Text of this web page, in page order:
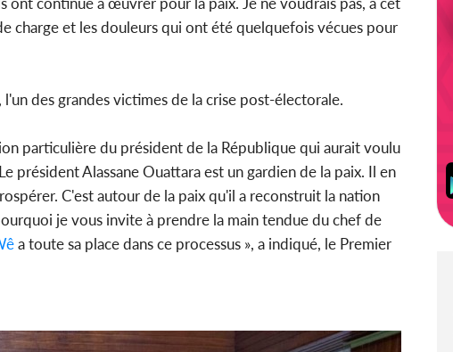
charge et les douleurs qui ont été quelquefois vécues pour
, l'un des grandes victimes de la crise post-électorale.
particulière du président de la République qui aurait voulu
président Alassane Ouattara est un gardien de la paix. Il en
C'est autour de la paix qu'il a reconstruit la nation
je vous invite à prendre la main tendue du chef de
a toute sa place dans ce processus », a indiqué, le Premier